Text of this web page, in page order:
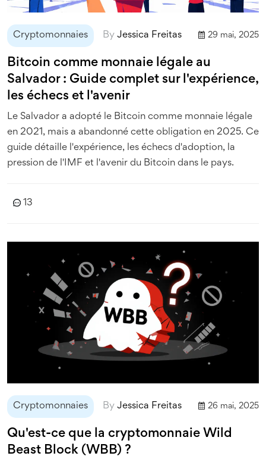
Cryptomonnaies By Jessica Freitas 29 mai, 2025
Bitcoin comme monnaie légale au
Salvador : Guide complet sur l'expérience,
les échecs et l'avenir
Le Salvador a adopté le Bitcoin comme monnaie légale
en 2021, mais a abandonné cette obligation en 2025. Ce
guide détaille l'expérience, les échecs d'adoption, la
pression de l'IMF et l'avenir du Bitcoin dans le pays.
13
Cryptomonnaies By Jessica Freitas 26 mai, 2025
Qu'est-ce que la cryptomonnaie Wild
Beast Block (WBB) ?